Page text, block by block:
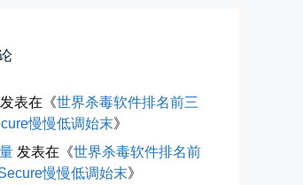
发表在《世界杀毒软件排名前三
慢慢低调始末》
发表在《世界杀毒软件排名前
慢慢低调始末》
等待，都是不期而遇
凉，小区花香正浓。 从外...